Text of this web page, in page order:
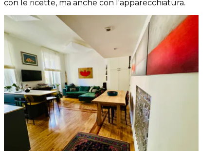
con le ricette, ma anche con l'apparecchiatura.